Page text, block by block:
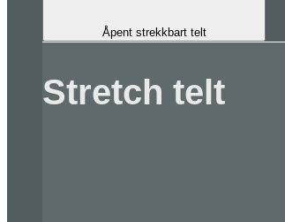
Åpent strekkbart telt
Stretch telt